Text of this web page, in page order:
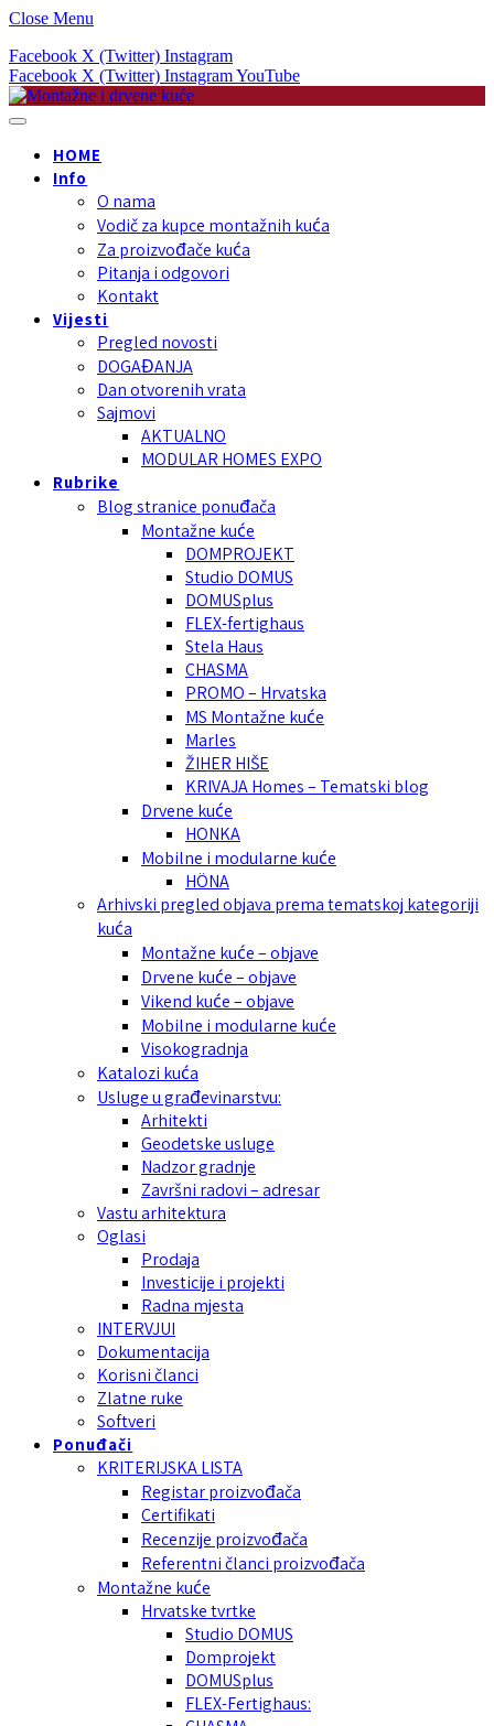
Close Menu
Facebook X (Twitter) Instagram
Facebook X (Twitter) InstagramYouTube
HOME
Info
O nama
Vodič za kupce montažnih kuća
Za proizvođače kuća
Pitanja i odgovori
Kontakt
Vijesti
Pregled novosti
DOGAĐANJA
Dan otvorenih vrata
Sajmovi
AKTUALNO
MODULAR HOMES EXPO
Rubrike
Blog stranice ponuđača
Montažne kuće
DOMPROJEKT
Studio DOMUS
DOMUSplus
FLEX-fertighaus
Stela Haus
CHASMA
PROMO – Hrvatska
MS Montažne kuće
Marles
ŽIHER HIŠE
KRIVAJA Homes – Tematski blog
Drvene kuće
HONKA
Mobilne i modularne kuće
HÖNA
Arhivski pregled objava prema tematskoj kategoriji
kuća
Montažne kuće – objave
Drvene kuće – objave
Vikend kuće – objave
Mobilne i modularne kuće
Visokogradnja
Katalozi kuća
Usluge u građevinarstvu:
Arhitekti
Geodetske usluge
Nadzor gradnje
Završni radovi – adresar
Vastu arhitektura
Oglasi
Prodaja
Investicije i projekti
Radna mjesta
INTERVJUI
Dokumentacija
Korisni članci
Zlatne ruke
Softveri
Ponuđači
KRITERIJSKA LISTA
Registar proizvođača
Certifikati
Recenzije proizvođača
Referentni članci proizvođača
Montažne kuće
Hrvatske tvrtke
Studio DOMUS
Domprojekt
DOMUSplus
FLEX-Fertighaus: